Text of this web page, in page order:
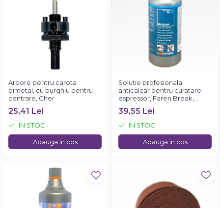
Arbore pentru carota
bimetal, cu burghiu pentru
centrare, Gher
25,41 Lei
IN STOC
Adauga in cos
Solutie profesionala
anticalcar pentru curatare
espressor, Faren Break,
750ml
39,55 Lei
IN STOC
Adauga in cos